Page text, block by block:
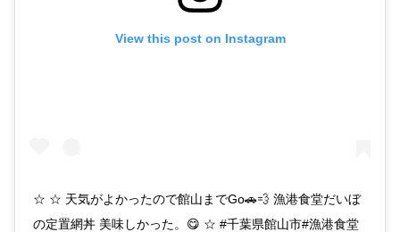
View this post on Instagram
☆ ☆ 天気がよかったので館山までGo🚗💨 漁港食堂だいぼ
の定置網丼 美味しかった。😋 ☆ #千葉県館山市#漁港食堂